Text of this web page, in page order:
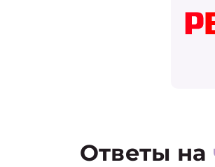
Ответы на